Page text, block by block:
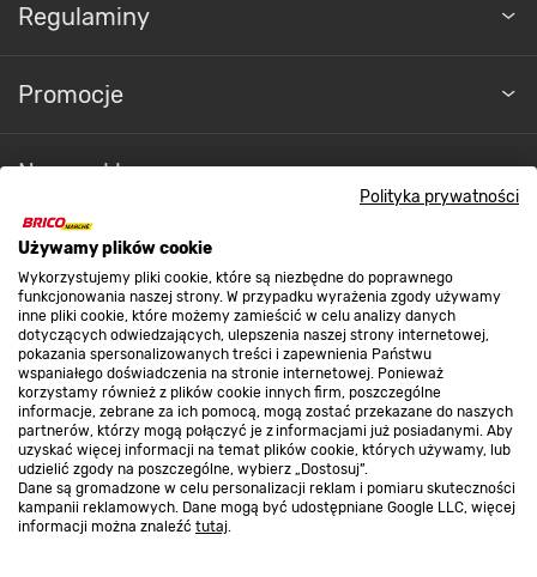
Polityka prywatności
Używamy plików cookie
Wykorzystujemy pliki cookie, które są niezbędne do poprawnego
funkcjonowania naszej strony. W przypadku wyrażenia zgody używamy
inne pliki cookie, które możemy zamieścić w celu analizy danych
dotyczących odwiedzających, ulepszenia naszej strony internetowej,
pokazania spersonalizowanych treści i zapewnienia Państwu
wspaniałego doświadczenia na stronie internetowej. Ponieważ
korzystamy również z plików cookie innych firm, poszczególne
informacje, zebrane za ich pomocą, mogą zostać przekazane do naszych
partnerów, którzy mogą połączyć je z informacjami już posiadanymi. Aby
uzyskać więcej informacji na temat plików cookie, których używamy, lub
udzielić zgody na poszczególne, wybierz „Dostosuj”.
Dane są gromadzone w celu personalizacji reklam i pomiaru skuteczności
kampanii reklamowych. Dane mogą być udostępniane Google LLC, więcej
informacji można znaleźć tutaj.
Regulaminy
Promocje
Nasze sklepy
O nas
Kontakt do sklepu
Strefa biznesu
Dołącz do nas